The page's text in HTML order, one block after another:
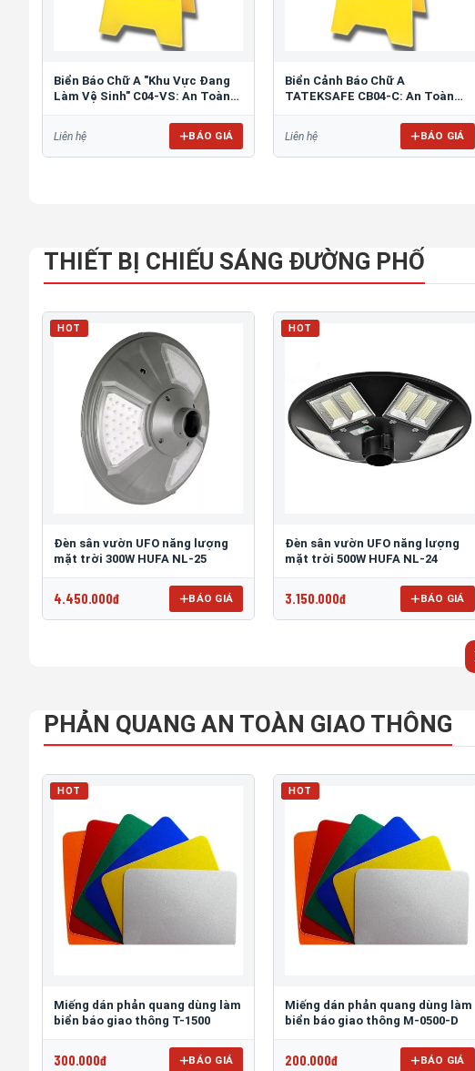
Biển Báo Chữ A "Khu Vực Đang
Làm Vệ Sinh" C04-VS: An Toàn
Liên hệ BÁO GIÁ
Biển Cảnh Báo Chữ A
TATEKSAFE CB04-C: An Toàn
Liên hệ BÁO GIÁ
THIẾT BỊ CHIẾU SÁNG ĐƯỜNG PHỐ
HOT
Đèn sân vườn UFO năng lượng
mặt trời 300W HUFA NL-25
4.450.000đ BÁO GIÁ
HOT
Đèn sân vườn UFO năng lượng
mặt trời 500W HUFA NL-24
3.150.000đ BÁO GIÁ
PHẢN QUANG AN TOÀN GIAO THÔNG
HOT
Miếng dán phản quang dùng làm
biển báo giao thông T-1500
300.000đ BÁO GIÁ
HOT
Miếng dán phản quang dùng làm
biển báo giao thông M-0500-D
200.000đ BÁO GIÁ